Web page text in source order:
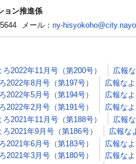
ョン推進係
メール： ny-
ろ2022年11月号（第200号）
広報
2022年8月号（第197号）
広報な
2022年5月号（第194号）
広報な
2022年2月号（第191号）
広報な
ろ2021年11月号（第188号）
広報
ろ2021年9月号（第186号）
広報な
2021年6月号（第183号）
広報な
2021年3月号（第180号）
広報な